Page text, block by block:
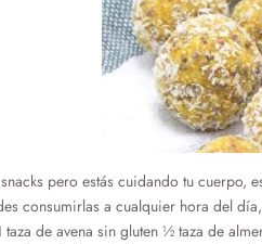
pero estás cuidando tu cuerpo,
consumirlas a cualquier hora del
taza de avena sin gluten ½ taza de